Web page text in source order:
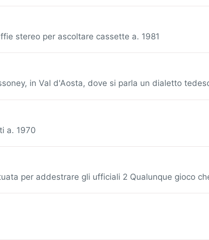
stereo per ascoltare cassette a. 1981
in Val d'Aosta, dove si parla un dialetto
a. 1970
per addestrare gli ufficiali 2 Qualunque gioco